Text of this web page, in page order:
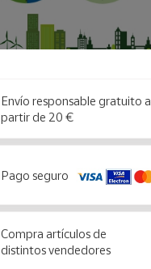
Envío responsable gratuito a
partir de 20 €
Pago seguro
Compra artículos de
distintos vendedores